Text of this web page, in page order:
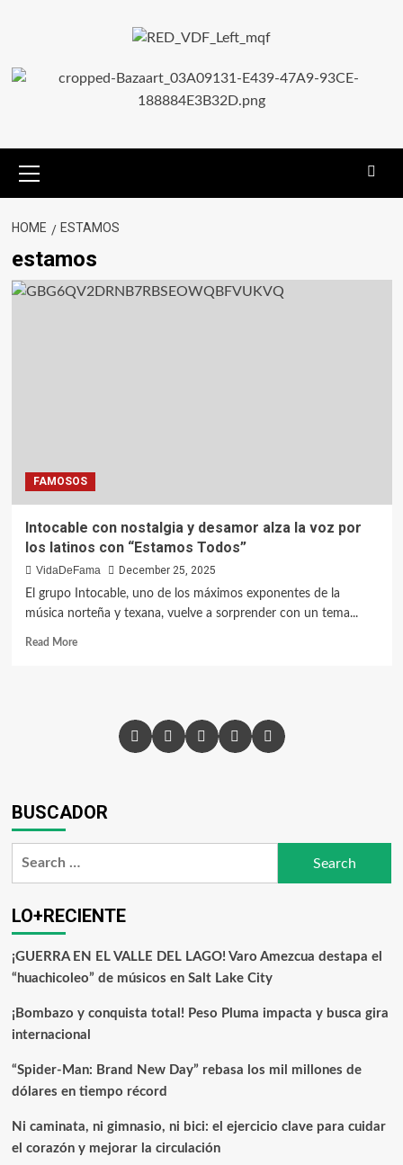
HOME ESTAMOS
estamos
FAMOSOS
Intocable con nostalgia y desamor alza la voz por
los latinos con “Estamos Todos”
VidaDeFama
December 25, 2025
El grupo Intocable, uno de los máximos exponentes de la
música norteña y texana, vuelve a sorprender con un tema...
Read More
BUSCADOR
LO+RECIENTE
¡GUERRA EN EL VALLE DEL LAGO! Varo Amezcua destapa el
“huachicoleo” de músicos en Salt Lake City
¡Bombazo y conquista total! Peso Pluma impacta y busca gira
internacional
“Spider-Man: Brand New Day” rebasa los mil millones de
dólares en tiempo récord
Ni caminata, ni gimnasio, ni bici: el ejercicio clave para cuidar
el corazón y mejorar la circulación